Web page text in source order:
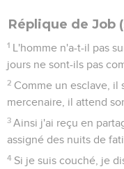
Réplique de Job
1 L'homme n'a-t-il pas
jours ne sont-ils pas
2 Comme un esclave, il
mercenaire, il attend
3 Ainsi j'ai reçu en
assigné des nuits de
4 Si je suis couché, je